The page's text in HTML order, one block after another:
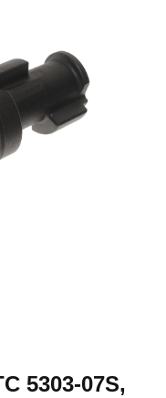
5303-07S,